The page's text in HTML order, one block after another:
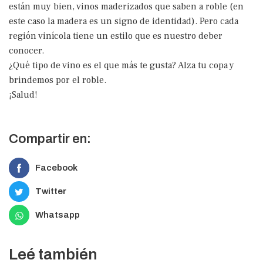
Compartir en:
Facebook
Twitter
Whatsapp
están muy bien, vinos maderizados que saben a roble (en
este caso la madera es un signo de identidad). Pero cada
región vinícola tiene un estilo que es nuestro deber
conocer.
¿Qué tipo de vino es el que más te gusta? Alza tu copa y
brindemos por el roble.
¡Salud!
Leé también